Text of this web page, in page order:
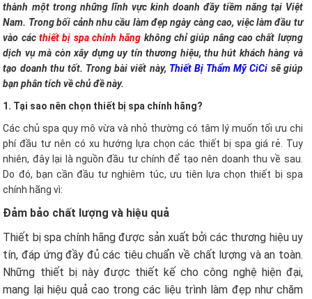
thành một trong những lĩnh vực kinh doanh đầy tiềm năng tại Việt
Nam. Trong bối cảnh nhu cầu làm đẹp ngày càng cao, việc làm đầu tư
vào cácthiết bị spa chính hãng không chỉ giúp nâng cao chất lượng
dịch vụ mà còn xây dựng uy tín thương hiệu, thu hút khách hàng và
tạo doanh thu tốt. Trong bài viết này, Thiết Bị Thẩm Mỹ CiCi sẽ giúp
bạn phân tích về chủ đề này.
1. Tại sao nên chọn thiết bị spa chính hãng?
Các chủ spa quy mô vừa và nhỏ thường có tâm lý muốn tối ưu chi
phí đầu tư nên có xu hướng lựa chọn các thiết bị spa giá rẻ. Tuy
nhiên, đây lại là nguồn đầu tư chính để tạo nên doanh thu về sau.
Do đó, bạn cần đầu tư nghiêm túc, ưu tiên lựa chọn thiết bị spa
chính hãng vì:
Đảm bảo chất lượng và hiệu quả
Thiết bị spa chính hãng được sản xuất bởi các thương hiệu uy
tín, đáp ứng đầy đủ các tiêu chuẩn về chất lượng và an toàn.
Những thiết bị này được thiết kế cho công nghệ hiện đại,
mang lại hiệu quả cao trong các liệu trình làm đẹp như chăm